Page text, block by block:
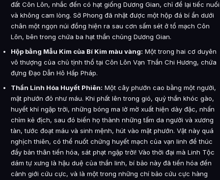
đất Côn Lôn, nhắc đến có hạt giống Dương Gian, chỉ để lại tiếc nuối
và không cam lòng. Sở Phong đã nhặt được một hộp đá bí ẩn dưới
chân một ngọn núi đồng hiện ra sau cơn sấm sét ở tổ mạch Côn
Lôn, bên trong chứa ba hạt thần chủng Dương Gian.
Hộp bằng Mẫu Kim của Bí Kim màu vàng: Một trong hai cơ duyên
vô thượng của chủ tịnh thổ tại Côn Lôn Vạn Thần Chi Hương, chứa
đựng Đạo Dẫn Hô Hấp Pháp.
Thần Linh Hóa Huyết Phiên: Một cây phướn cao bằng một người,
mặt phướn đỏ như máu. Khi phất lên trong gió, quỷ thần khóc gào,
huyết khí ngập trời, những bóng ma lờ mờ xuất hiện dày đặc, nhấn
chìm kẻ địch, sau đó biến họ thành những tấm da người và xương
tàn, tước đoạt máu và sinh mệnh, hút vào mặt phướn. Vật này quá
nghịch thiên, có thể nuốt chửng huyết mạch của vạn linh để thúc
đẩy bản thân tiến hóa, sát phạt ngập trời! Vào thời đại mà Linh Tộc
dám tự xưng là hậu duệ của thần linh, bí bảo này đã tiến hóa đến
cảnh giới cứu cực, và là một trong những chí bảo cứu cực hàng